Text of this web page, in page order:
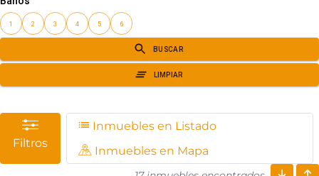
Filtros
Inmuebles en Listado
Inmuebles en Mapa